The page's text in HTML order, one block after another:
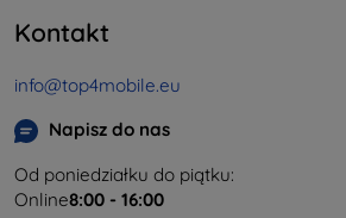
Kontakt
info@top4mobile.eu
Napisz do nas
Od poniedziałku do piątku:
Online8:00 - 16:00